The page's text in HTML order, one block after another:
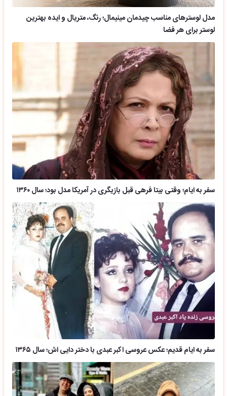
مدل لوسترهای مناسب چیدمان مینیمال؛ رنگ، متریال و ایده بهترین
لوستر برای هر فضا
سفر به ایام؛ وقتی بیتا فرهی قبل بازیگری در آمریکا مدل بود؛ سال ۱۳۶۰
سفر به ایام قدیم؛ عکس عروسی اکبر عبدی با دختر دایی اش؛ سال ۱۳۶۵